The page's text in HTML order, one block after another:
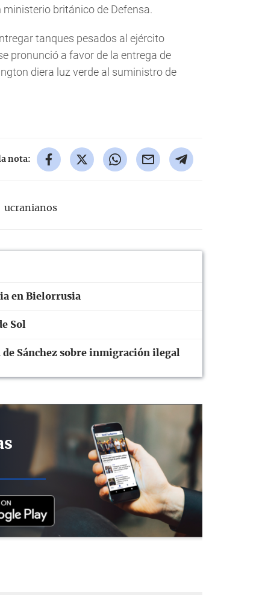
británico de Defensa.
tanques pesados al ejército
pronunció a favor de la entrega de
diera luz verde al suministro de
nota:
ucranianos
en Bielorrusia
Sol
Sánchez sobre inmigración ilegal